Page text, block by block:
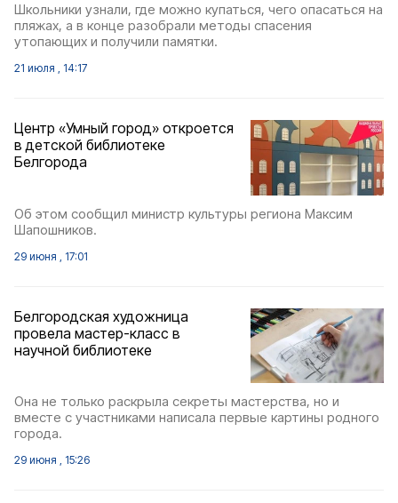
Школьники узнали, где можно купаться, чего опасаться на
пляжах, а в конце разобрали методы спасения
утопающих и получили памятки.
21 июля , 14:17
Центр «Умный город» откроется
в детской библиотеке
Белгорода
Об этом сообщил министр культуры региона Максим
Шапошников.
29 июня , 17:01
Белгородская художница
провела мастер-класс в
научной библиотеке
Она не только раскрыла секреты мастерства, но и
вместе с участниками написала первые картины родного
города.
29 июня , 15:26